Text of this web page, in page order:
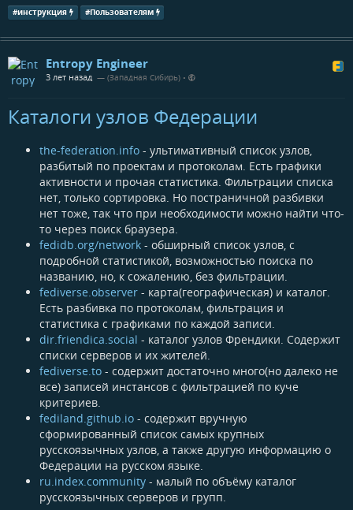
#инструкция #Пользователям
Entropy Engineer
3 лет назад — (Западная Сибирь) •
Каталоги узлов Федерации
the-federation.info - ультимативный список узлов,
разбитый по проектам и протоколам. Есть графики
активности и прочая статистика. Фильтрации списка
нет, только сортировка. Но постраничной разбивки
нет тоже, так что при необходимости можно найти что-
то через поиск браузера.
fedidb.org/network - обширный список узлов, с
подробной статистикой, возможностью поиска по
названию, но, к сожалению, без фильтрации.
fediverse.observer - карта(географическая) и каталог.
Есть разбивка по протоколам, фильтрация и
статистика с графиками по каждой записи.
dir.friendica.social - каталог узлов Френдики. Содержит
списки серверов и их жителей.
fediverse.to - содержит достаточно много(но далеко не
все) записей инстансов с фильтрацией по куче
критериев.
fediland.github.io - содержит вручную
сформированный список самых крупных
русскоязычных узлов, а также другую информацию о
Федерации на русском языке.
ru.index.community - малый по объёму каталог
русскоязычных серверов и групп.